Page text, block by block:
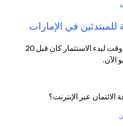
في الإمارات
يقول المثل القديم إن أفضل وقت لبدء الاستثمار كان قبل 20
الآن.